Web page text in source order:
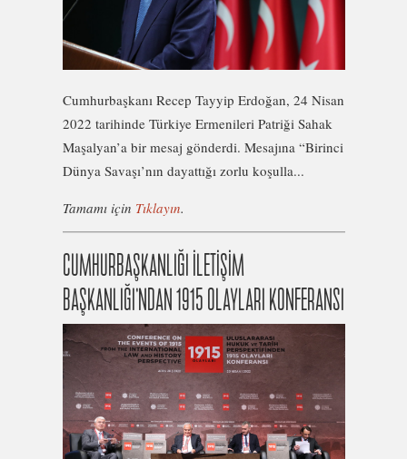
Cumhurbaşkanı Recep Tayyip Erdoğan, 24 Nisan
2022 tarihinde Türkiye Ermenileri Patriği Sahak
Maşalyan’a bir mesaj gönderdi. Mesajına “Birinci
Dünya Savaşı’nın dayattığı zorlu koşulla...
Tamamı için Tıklayın.
CUMHURBAŞKANLIĞI İLETİŞİM
BAŞKANLIĞI’NDAN 1915 OLAYLARI KONFERANSI